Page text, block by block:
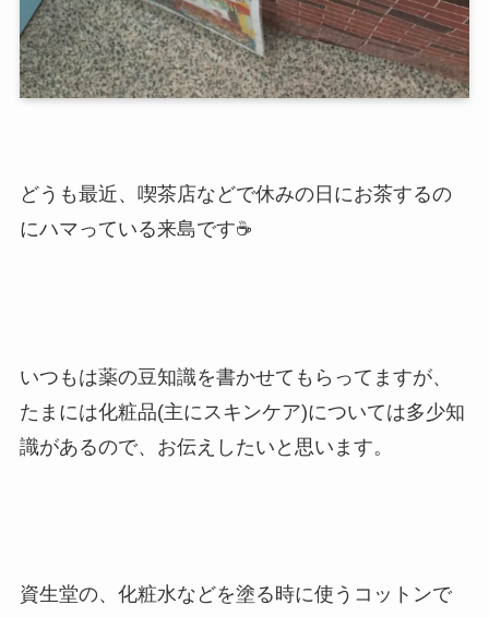
どうも最近、喫茶店などで休みの日にお茶するの
にハマっている来島です☕️
いつもは薬の豆知識を書かせてもらってますが、
たまには化粧品(主にスキンケア)については多少知
識があるので、お伝えしたいと思います。
資生堂の、化粧水などを塗る時に使うコットンで